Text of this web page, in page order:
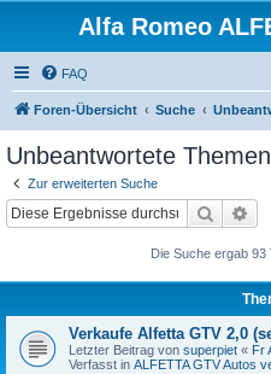
Alfa Romeo
FAQ
Foren-Übersicht Suche
Unbeantwortete Themen
Zur erweiterten Suche
Suche
Die Suche ergab 93
Verkaufe Alfetta GTV 2,0
Letzter Beitrag von superpiet « Fr
Verfasst in ALFETTA GTV Autos